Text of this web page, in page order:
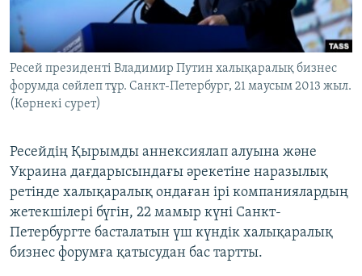
ЖАЗЫЛЫҢЫЗ
Басқа тілдерде
Ресей президенті Владимир Путин халықаралық бизнес
форумда сөйлеп тұр. Санкт-Петербург, 21 маусым 2013 жыл.
(Көрнекі сурет)
Ресейдің Қырымды аннексиялап алуына және
Украина дағдарысындағы әрекетіне наразылық
ретінде халықаралық ондаған ірі компаниялардың
жетекшілері бүгін, 22 мамыр күні Санкт-
Петербургте басталатын үш күндік халықаралық
бизнес форумға қатысудан бас тартты.